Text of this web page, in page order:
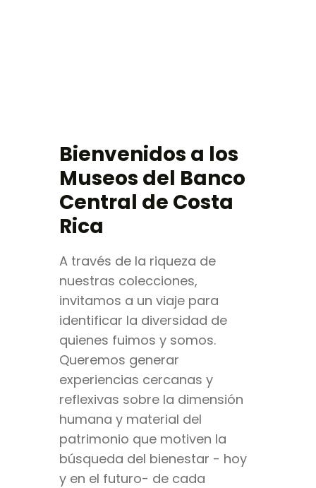
ACTIVIDADES
TIENDA
EDUCACIÓN
COMPRAR TIQUETES
Bienvenidos a los
Museos del Banco
Central de Costa
Rica
A través de la riqueza de
nuestras colecciones,
invitamos a un viaje para
identificar la diversidad de
quienes fuimos y somos.
Queremos generar
experiencias cercanas y
reflexivas sobre la dimensión
humana y material del
patrimonio que motiven la
búsqueda del bienestar - hoy
y en el futuro- de cada